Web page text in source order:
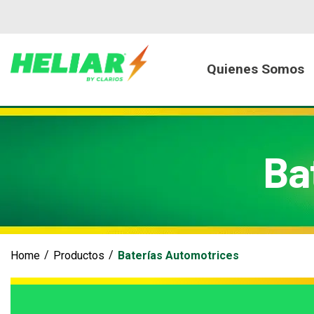
Quienes Somos
Home Productos Baterías Automotrices